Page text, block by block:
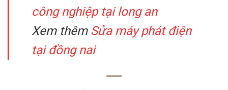
công nghiệp tại long an
Xem thêm Sửa máy phát điện
tại đồng nai